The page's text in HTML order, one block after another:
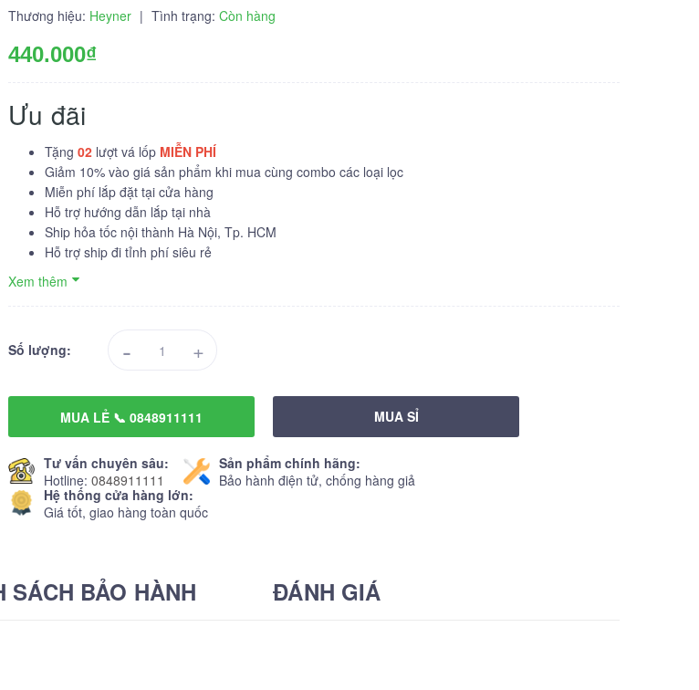
Thương hiệu: Heyner | Tình trạng: Còn hàng
440.000₫
Ưu đãi
Tặng 02 lượt vá lốp MIỄN PHÍ
Giảm 10% vào giá sản phẩm khi mua cùng combo các loại lọc
Miễn phí lắp đặt tại cửa hàng
Hỗ trợ hướng dẫn lắp tại nhà
Ship hỏa tốc nội thành Hà Nội, Tp. HCM
Hỗ trợ ship đi tỉnh phí siêu rẻ
Xem thêm
Số lượng: - +
MUA LẺ 📞 0848911111 MUA SỈ
Tư vấn chuyên sâu:
Hotline: 0848911111
Sản phẩm chính hãng:
Bảo hành điện tử, chống hàng giả
Hệ thống cửa hàng lớn:
Giá tốt, giao hàng toàn quốc
SÁCH BẢO HÀNH ĐÁNH GIÁ